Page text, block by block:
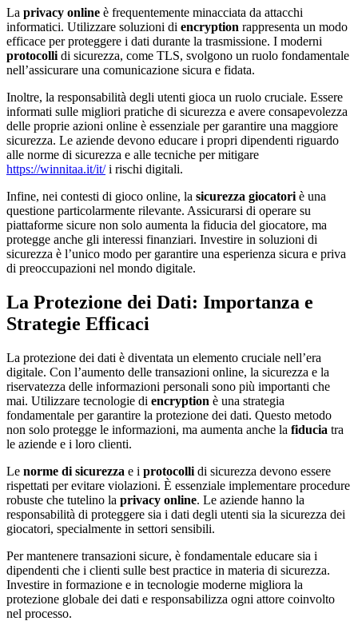
La privacy online è frequentemente minacciata da attacchi
informatici. Utilizzare soluzioni di encryption rappresenta un modo
efficace per proteggere i dati durante la trasmissione. I moderni
protocolli di sicurezza, come TLS, svolgono un ruolo fondamentale
nell’assicurare una comunicazione sicura e fidata.
Inoltre, la responsabilità degli utenti gioca un ruolo cruciale. Essere
informati sulle migliori pratiche di sicurezza e avere consapevolezza
delle proprie azioni online è essenziale per garantire una maggiore
sicurezza. Le aziende devono educare i propri dipendenti riguardo
alle norme di sicurezza e alle tecniche per mitigare
https://winnitaa.it/it/i rischi digitali.
Infine, nei contesti di gioco online, la sicurezza giocatori è una
questione particolarmente rilevante. Assicurarsi di operare su
piattaforme sicure non solo aumenta la fiducia del giocatore, ma
protegge anche gli interessi finanziari. Investire in soluzioni di
sicurezza è l’unico modo per garantire una esperienza sicura e priva
di preoccupazioni nel mondo digitale.
La Protezione dei Dati: Importanza e
Strategie Efficaci
La protezione dei dati è diventata un elemento cruciale nell’era
digitale. Con l’aumento delle transazioni online, la sicurezza e la
riservatezza delle informazioni personali sono più importanti che
mai. Utilizzare tecnologie di encryption è una strategia
fondamentale per garantire la protezione dei dati. Questo metodo
non solo protegge le informazioni, ma aumenta anche la fiducia tra
le aziende e i loro clienti.
Le norme di sicurezza e i protocolli di sicurezza devono essere
rispettati per evitare violazioni. È essenziale implementare procedure
robuste che tutelino la privacy online. Le aziende hanno la
responsabilità di proteggere sia i dati degli utenti sia la sicurezza dei
giocatori, specialmente in settori sensibili.
Per mantenere transazioni sicure, è fondamentale educare sia i
dipendenti che i clienti sulle best practice in materia di sicurezza.
Investire in formazione e in tecnologie moderne migliora la
protezione globale dei dati e responsabilizza ogni attore coinvolto
nel processo.